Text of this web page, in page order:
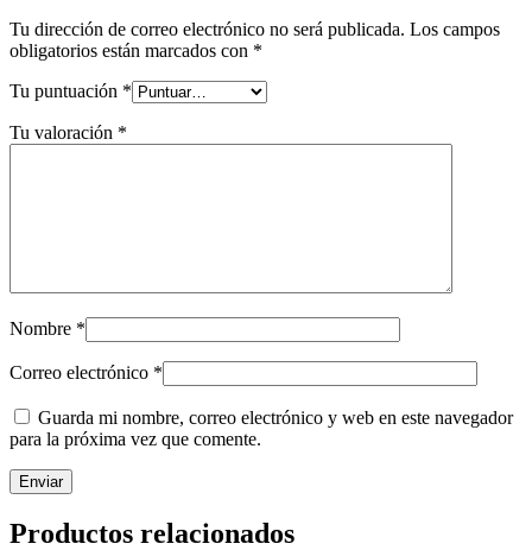
Tu dirección de correo electrónico no será publicada. Los campos
obligatorios están marcados con *
Tu puntuación *
Tu valoración *
Nombre *
Correo electrónico *
Guarda mi nombre, correo electrónico y web en este navegador
para la próxima vez que comente.
Productos relacionados